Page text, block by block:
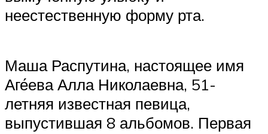
неестественную форму рта.
Маша Распутина, настоящее имя
Аге́ева Алла Николаевна, 51-
летняя известная певица,
выпустившая 8 альбомов. Первая